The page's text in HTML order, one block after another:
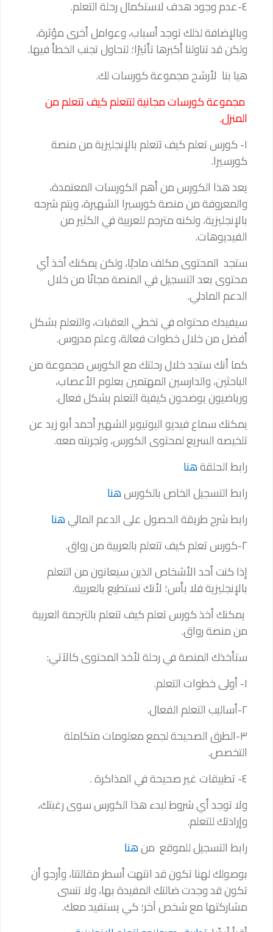
٤-عدم وجود هدف لاستكمال رحلة التعلم.
وبالإضافة لذلك توجد أسباب، وعوامل أخرى مؤثرة،
ولكن قد تناولنا أكبرها تأثيرًا؛ لتحاول تجنب الخطأ فيها.
هيا بنا لأرشح مجموعة كورسات لك.
مجموعة كورسات مجانية لتتعلم كيف تتعلم من
المنزل.
١- كورس تعلم كيف تتعلم بالإنجليزية من منصة
كورسيرا.
يعد هذا الكورس من أهم الكورسات المعتمدة،
والمعروفة من منصة كورسيرا الشهيرة، ويتم شرحه
بالإنجليزية، ولكنه مترجم للعربية في الكثير من
الفيديوهات.
ستجد المحتوى مكلف ماديًا، ولكن يمكنك أخذ أي
محتوى بعد التسجيل في المنصة مجانًا من خلال
الدعم المادلي.
سيفيدك محتواه في تخطي العقبات، والتعلم بشكل
أفضل من خلال خطوات فعالة، وعلم مدروس.
كما أنك ستجد خلال رحلتك مع الكورس مجموعة من
الباحثين، والدارسين المهتمين بعلوم الأعصاب،
ورياضيون يوضحون كيفية التعلم بشكل فعال.
يمكنك سماع فيديو اليوتيوبر الشهير أحمد أبو زيد عن
تلخيصه السريع لمحتوى الكورس، وتجربته معه.
رابط الحلقةهنا
رابط التسجيل الخاص بالكورسهنا
رابط شرح طريقة الحصول على الدعم الماليهنا
٢-كورس تعلم كيف تتعلم بالعربية من رواق.
إذا كنت أحد الأشخاص الذين سيعانون من التعلم
بالإنجليزية فلا بأس؛ لأنك تستطيع بالعربية.
يمكنك أخذ كورس تعلم كيف تتعلم بالترجمة العربية
من منصة رواق.
ستأخذك المنصة في رحلة لأخذ المحتوى كالآتي:
١- أولى خطوات التعلم.
٢-أساليب التعلم الفعال.
٣-الطرق الصحيحة لجمع معلومات متكاملة
التخصص.
٤- تطبيقات غير صحيحة في المذاكرة .
ولا توجد أي شروط لبدء هذا الكورس سوى رغبتك،
وإرادتك للتعلم.
رابط التسجيل للموقع منهنا
بوصولك لهنا تكون قد انتهت أسطر مقالتتا، وأرجو أن
تكون قد وجدت ضالتك المفيدة بها، ولا تنسى
مشاركتها مع شخص آخر؛ كي يستفيد معك.